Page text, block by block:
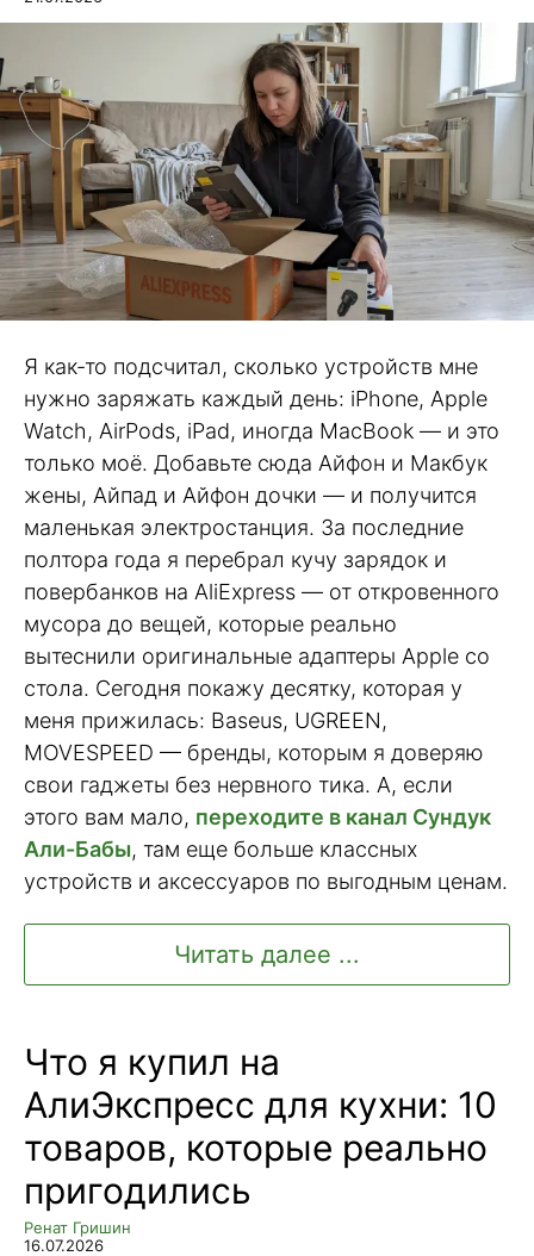
Я как-то подсчитал, сколько устройств мне
нужно заряжать каждый день: iPhone, Apple
Watch, AirPods, iPad, иногда MacBook — и это
только моё. Добавьте сюда Айфон и Макбук
жены, Айпад и Айфон дочки — и получится
маленькая электростанция. За последние
полтора года я перебрал кучу зарядок и
повербанков на AliExpress — от откровенного
мусора до вещей, которые реально
вытеснили оригинальные адаптеры Apple со
стола. Сегодня покажу десятку, которая у
меня прижилась: Baseus, UGREEN,
MOVESPEED — бренды, которым я доверяю
свои гаджеты без нервного тика. А, если
этого вам мало, переходите в канал Сундук
Али-Бабы, там еще больше классных
устройств и аксессуаров по выгодным ценам.
Читать далее ...
Что я купил на
АлиЭкспресс для кухни: 10
товаров, которые реально
пригодились
Ренат Гришин
16.07.2026